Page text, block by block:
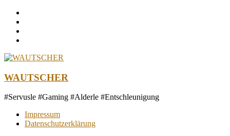
Zum
Inhalt
springen
WAUTSCHER
#Servusle #Gaming #Alderle #Entschleunigung
Impressum
Datenschutzerklärung